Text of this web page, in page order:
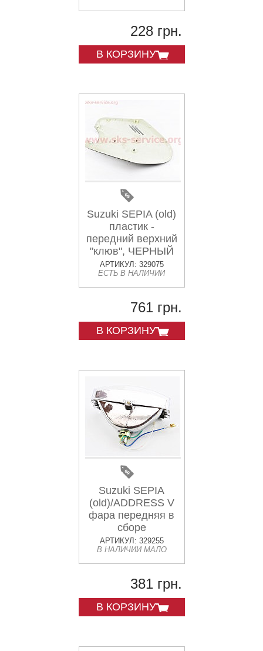
228 грн.
В КОРЗИНУ
Suzuki SEPIA (old)
пластик -
передний верхний
"клюв", ЧЕРНЫЙ
АРТИКУЛ: 329075
ЕСТЬ В НАЛИЧИИ
761 грн.
В КОРЗИНУ
Suzuki SEPIA
(old)/ADDRESS V
фара передняя в
сборе
АРТИКУЛ: 329255
В НАЛИЧИИ МАЛО
381 грн.
В КОРЗИНУ